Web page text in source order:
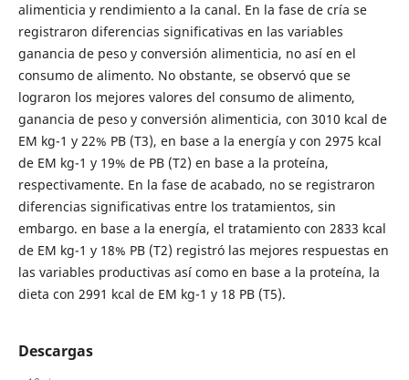
alimenticia y rendimiento a la canal. En la fase de cría se
registraron diferencias significativas en las variables
ganancia de peso y conversión alimenticia, no así en el
consumo de alimento. No obstante, se observó que se
lograron los mejores valores del consumo de alimento,
ganancia de peso y conversión alimenticia, con 3010 kcal de
EM kg-1 y 22% PB (T3), en base a la energía y con 2975 kcal
de EM kg-1 y 19% de PB (T2) en base a la proteína,
respectivamente. En la fase de acabado, no se registraron
diferencias significativas entre los tratamientos, sin
embargo. en base a la energía, el tratamiento con 2833 kcal
de EM kg-1 y 18% PB (T2) registró las mejores respuestas en
las variables productivas así como en base a la proteína, la
dieta con 2991 kcal de EM kg-1 y 18 PB (T5).
Descargas